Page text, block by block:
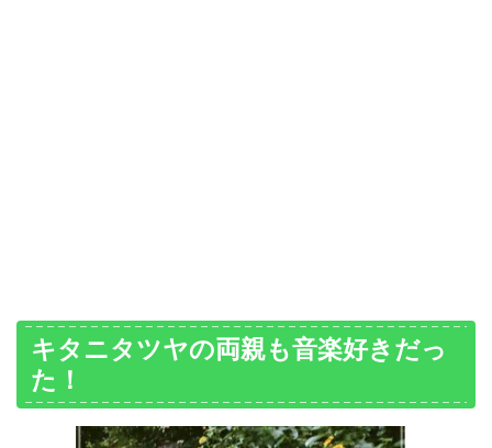
キタニタツヤの両親も音楽好きだっ
た！